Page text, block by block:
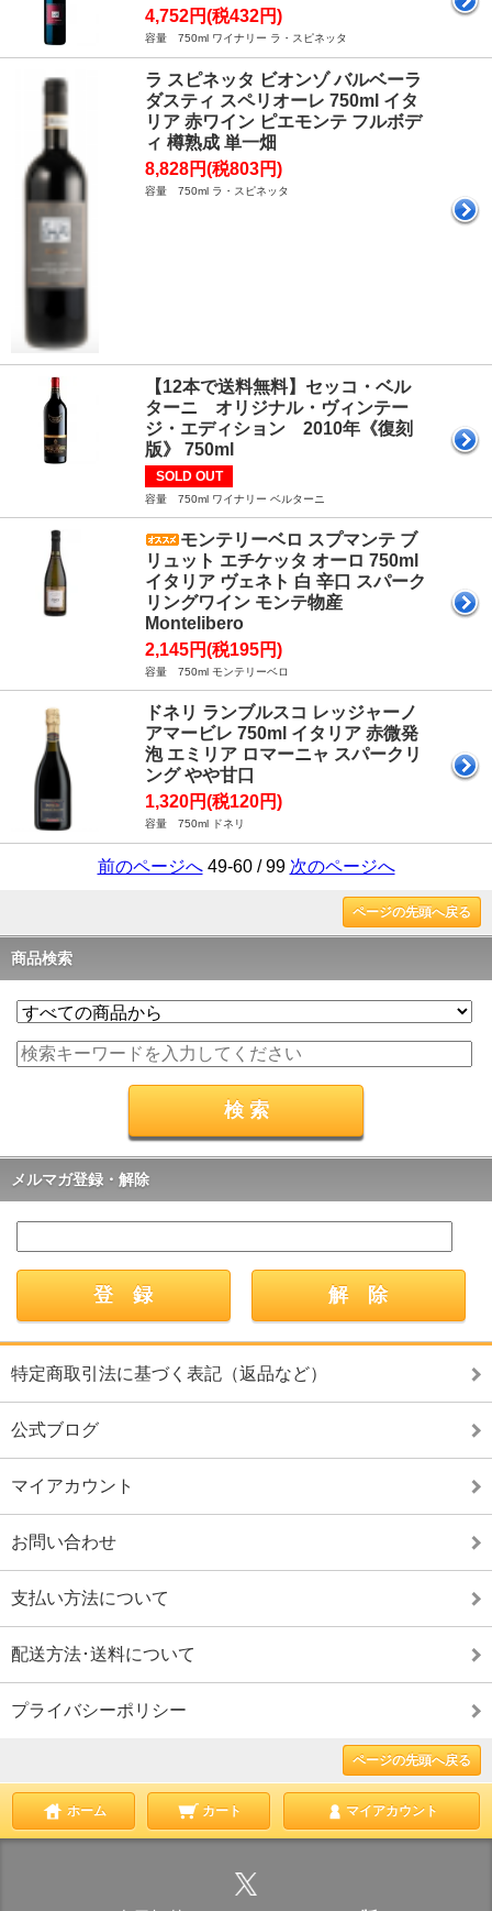
4,752円(税432円)
容量 750ml ワイナリー ラ・スピネッタ
ラ スピネッタ ビオンゾ バルベーラ
ダスティ スペリオーレ 750ml イタ
リア 赤ワイン ピエモンテ フルボデ
ィ 樽熟成 単一畑
8,828円(税803円)
容量 750ml ラ・スピネッタ
【12本で送料無料】セッコ・ベル
ターニ オリジナル・ヴィンテー
ジ・エディション 2010年《復刻
版》 750ml
SOLD OUT
容量 750ml ワイナリー ベルターニ
モンテリーベロ スプマンテ ブ
リュット エチケッタ オーロ 750ml
イタリア ヴェネト 白 辛口 スパーク
リングワイン モンテ物産
Montelibero
2,145円(税195円)
容量 750ml モンテリーベロ
ドネリ ランブルスコ レッジャーノ
アマービレ 750ml イタリア 赤微発
泡 エミリア ロマーニャ スパークリ
ング やや甘口
1,320円(税120円)
容量 750ml ドネリ
前のページへ49-60 / 99 次のページへ
ページの先頭へ戻る
商品検索
メルマガ登録・解除
特定商取引法に基づく表記（返品など）
公式ブログ
マイアカウント
お問い合わせ
支払い方法について
配送方法･送料について
プライバシーポリシー
ページの先頭へ戻る
ホーム カート マイアカウント